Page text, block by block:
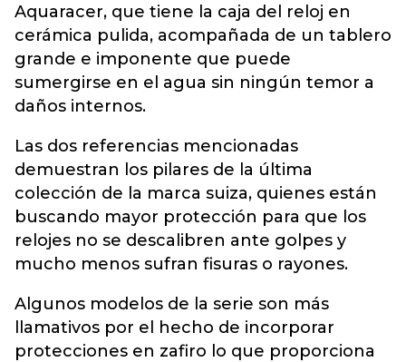
Aquaracer, que tiene la caja del reloj en
cerámica pulida, acompañada de un tablero
grande e imponente que puede
sumergirse en el agua sin ningún temor a
daños internos.
Las dos referencias mencionadas
demuestran los pilares de la última
colección de la marca suiza, quienes están
buscando mayor protección para que los
relojes no se descalibren ante golpes y
mucho menos sufran fisuras o rayones.
Algunos modelos de la serie son más
llamativos por el hecho de incorporar
protecciones en zafiro lo que proporciona